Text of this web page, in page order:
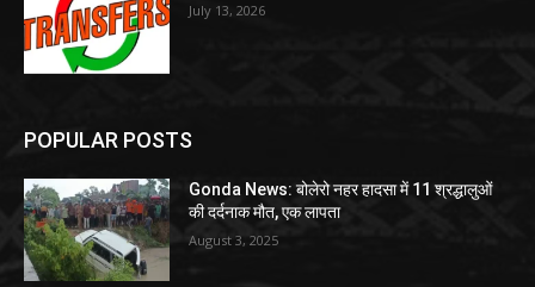
July 13, 2026
POPULAR POSTS
Gonda News: बोलेरो नहर हादसा में 11 श्रद्धालुओं
की दर्दनाक मौत, एक लापता
August 3, 2025